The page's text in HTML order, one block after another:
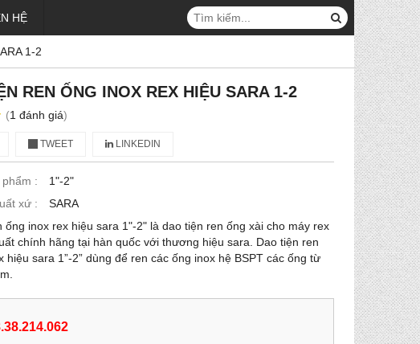
HỆ
1-2
REN ỐNG INOX REX HIỆU SARA 1-2
(1 đánh giá)
TWEET LINKEDIN
:
1"-2"
xứ :
SARA
ống inox rex hiệu sara 1"-2" là dao tiện ren ống xài cho máy rex
chính hãng tại hàn quốc với thương hiệu sara. Dao tiện ren
hiệu sara 1”-2” dùng để ren các ống inox hệ BSPT các ống từ